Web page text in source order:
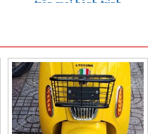
trên mọi hành trình